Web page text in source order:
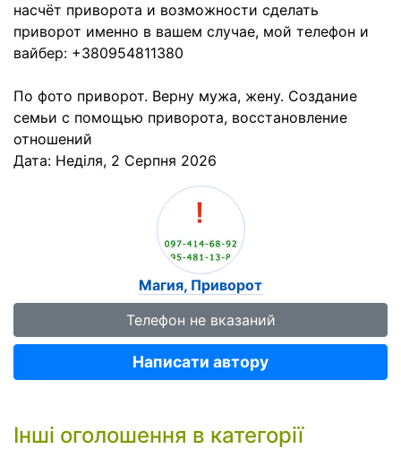
насчёт приворота и возможности сделать
приворот именно в вашем случае, мой телефон и
вайбер: +380954811380
По фото приворот. Верну мужа, жену. Создание
семьи с помощью приворота, восстановление
отношений
Дата: Неділя, 2 Серпня 2026
Магия, Приворот
Телефон не вказаний
Написати автору
Інші оголошення в категорії